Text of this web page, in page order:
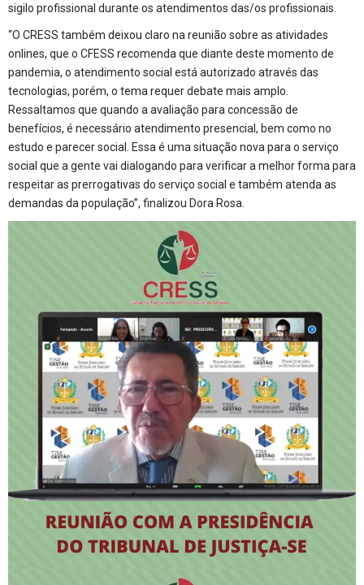
sigilo profissional durante os atendimentos das/os profissionais.
“O CRESS também deixou claro na reunião sobre as atividades
onlines, que o CFESS recomenda que diante deste momento de
pandemia, o atendimento social está autorizado através das
tecnologias, porém, o tema requer debate mais amplo.
Ressaltamos que quando a avaliação para concessão de
benefícios, é necessário atendimento presencial, bem como no
estudo e parecer social. Essa é uma situação nova para o serviço
social que a gente vai dialogando para verificar a melhor forma para
respeitar as prerrogativas do serviço social e também atenda as
demandas da população”, finalizou Dora Rosa.